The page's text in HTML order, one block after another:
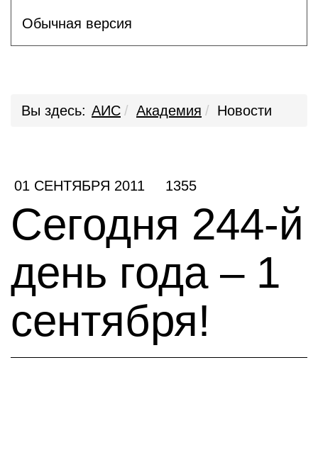
Обычная версия
Вы здесь: АИС Академия Новости
01 СЕНТЯБРЯ 2011 1355
Сегодня 244-й
день года – 1
сентября!